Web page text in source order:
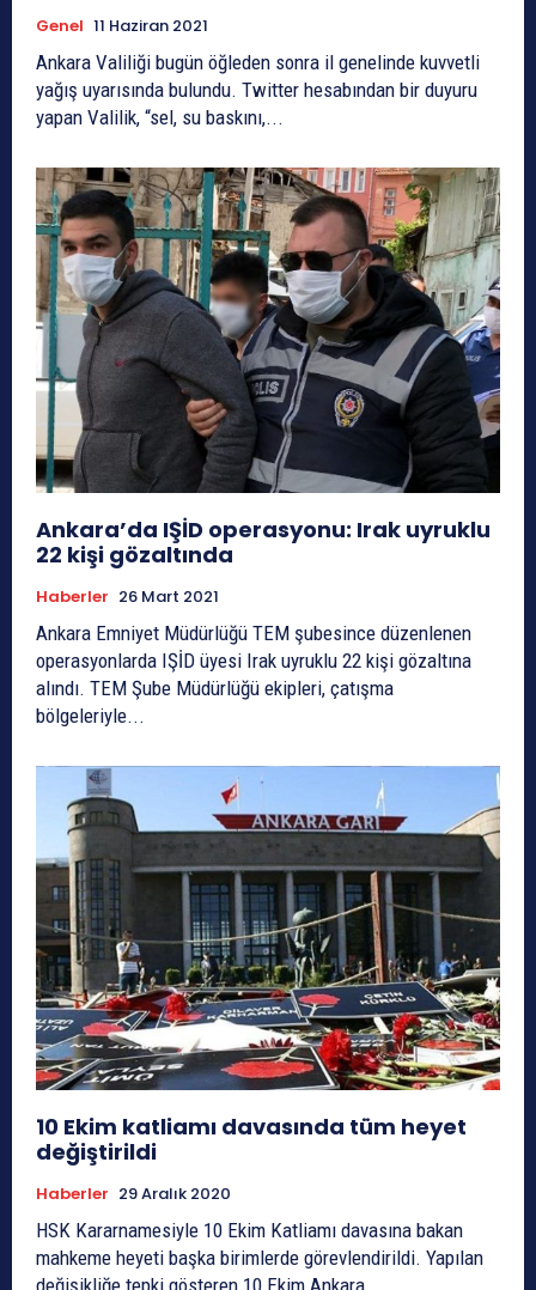
Genel 11 Haziran 2021
Ankara Valiliği bugün öğleden sonra il genelinde kuvvetli
yağış uyarısında bulundu. Twitter hesabından bir duyuru
yapan Valilik, “sel, su baskını,...
Ankara’da IŞİD operasyonu: Irak uyruklu
22 kişi gözaltında
Haberler 26 Mart 2021
Ankara Emniyet Müdürlüğü TEM şubesince düzenlenen
operasyonlarda IŞİD üyesi Irak uyruklu 22 kişi gözaltına
alındı. TEM Şube Müdürlüğü ekipleri, çatışma
bölgeleriyle...
10 Ekim katliamı davasında tüm heyet
değiştirildi
Haberler 29 Aralık 2020
HSK Kararnamesiyle 10 Ekim Katliamı davasına bakan
mahkeme heyeti başka birimlerde görevlendirildi. Yapılan